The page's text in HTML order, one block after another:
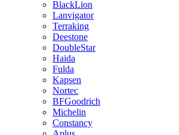
BlackLion
Lanvigator
Terraking
Deestone
DoubleStar
Haida
Fulda
Kapsen
Nortec
BFGoodrich
Michelin
Constancy